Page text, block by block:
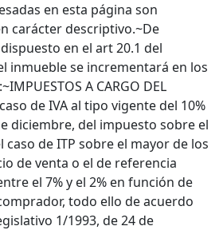
en esta página son
carácter descriptivo.~De
en el art 20.1 del
inmueble se incrementará en los
A CARGO DEL
de IVA al tipo vigente del 10%
diciembre, del impuesto sobre el
caso de ITP sobre el mayor de los
de venta o el de referencia
el 7% y el 2% en función de
todo ello de acuerdo
1/1993, de 24 de